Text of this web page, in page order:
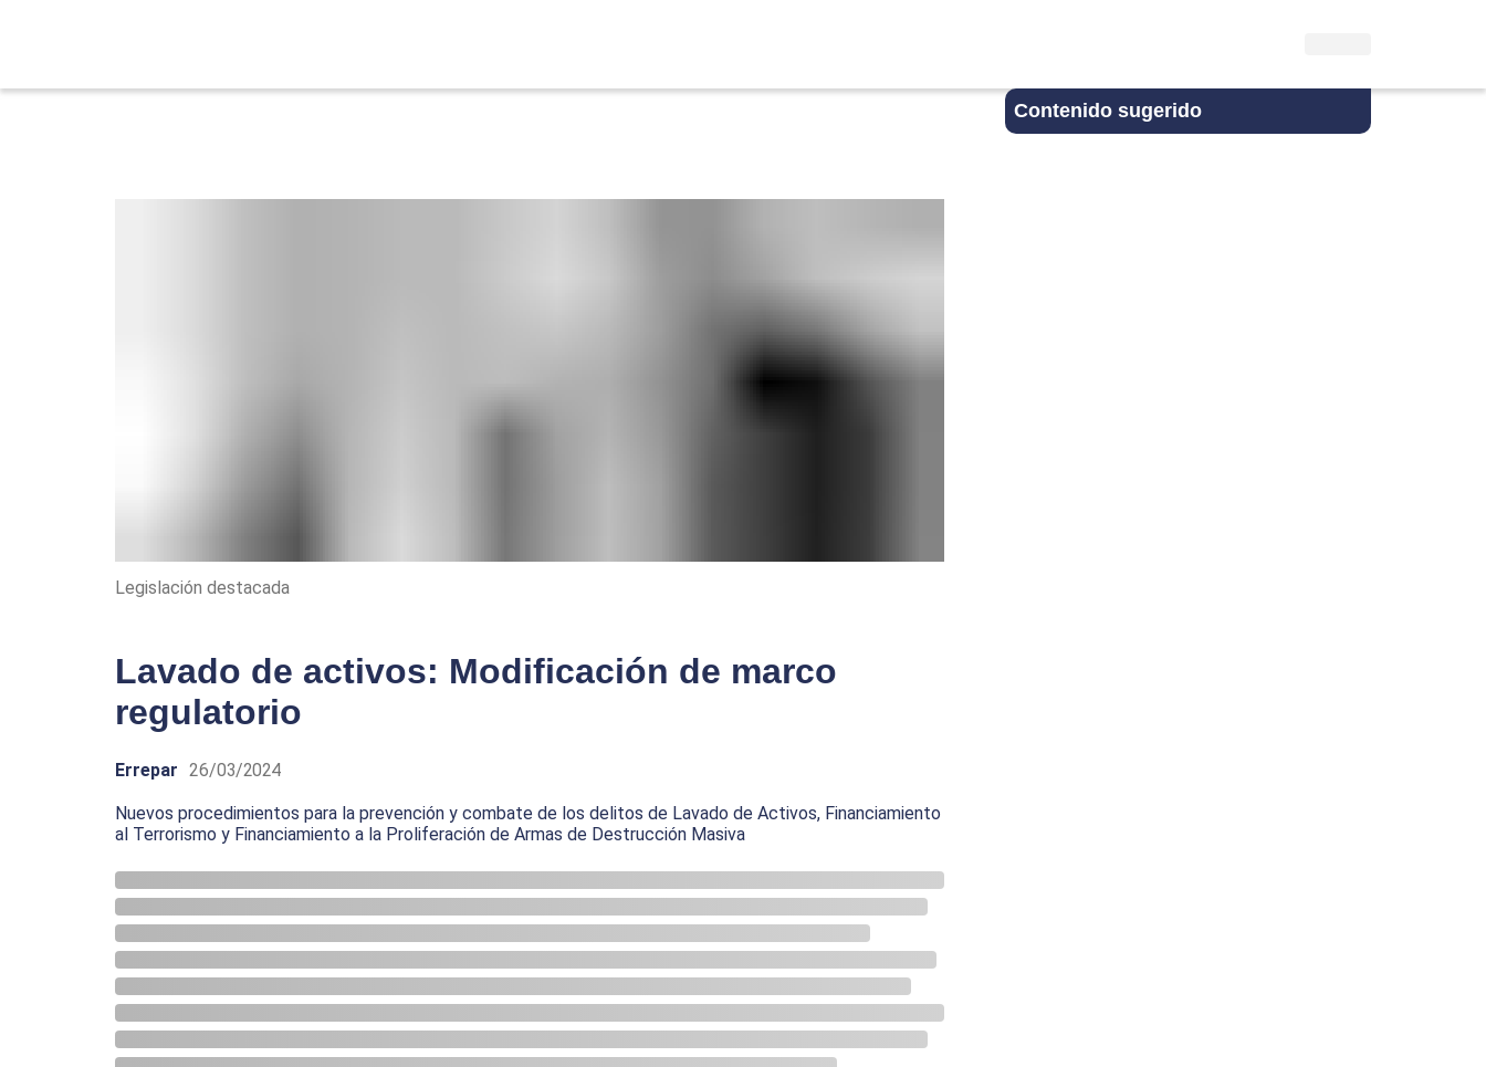
Contenido sugerido
Legislación destacada
Lavado de activos: Modificación de marco
regulatorio
Errepar 26/03/2024
Nuevos procedimientos para la prevención y combate de los delitos de Lavado de Activos, Financiamiento
al Terrorismo y Financiamiento a la Proliferación de Armas de Destrucción Masiva